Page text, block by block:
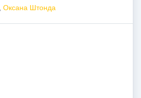
Оксана Штонда